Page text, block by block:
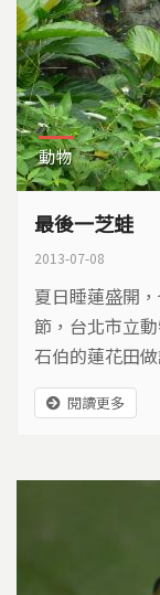
動物
最後一芝蛙
2013-07-08
夏日睡蓮盛開
節，台北市立
石伯的蓮花田
台北赤蛙的數
閱讀更多